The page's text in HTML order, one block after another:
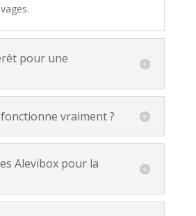
pour une
fonctionne vraiment ?
Alevibox pour la